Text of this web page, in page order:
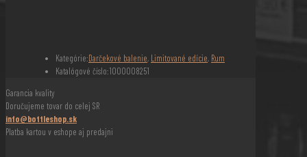
Kategórie:Darčekové balenie, Limitované edície, Rum
Katalógové číslo:1000008251
Garancia kvality
Doručujeme tovar do celej SR
info@bottleshop.sk
Platba kartou v eshope aj predajni